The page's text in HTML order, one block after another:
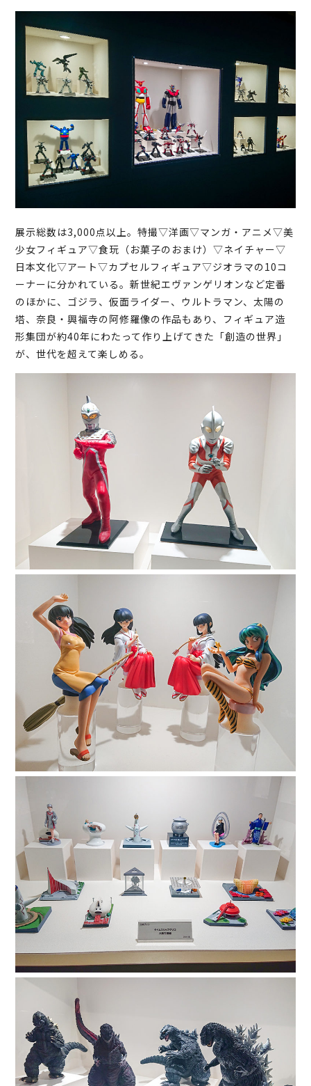
展示総数は3,000点以上。特撮▽洋画▽マンガ・アニメ▽美
少女フィギュア▽食玩（お菓子のおまけ）▽ネイチャー▽
日本文化▽アート▽カプセルフィギュア▽ジオラマの10コ
ーナーに分かれている。新世紀エヴァンゲリオンなど定番
のほかに、ゴジラ、仮面ライダー、ウルトラマン、太陽の
塔、奈良・興福寺の阿修羅像の作品もあり、フィギュア造
形集団が約40年にわたって作り上げてきた「創造の世界」
が、世代を超えて楽しめる。